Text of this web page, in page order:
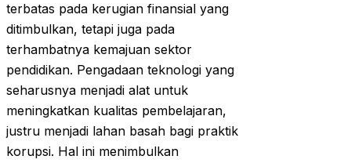
terbatas pada kerugian finansial yang
ditimbulkan, tetapi juga pada
terhambatnya kemajuan sektor
pendidikan. Pengadaan teknologi yang
seharusnya menjadi alat untuk
meningkatkan kualitas pembelajaran,
justru menjadi lahan basah bagi praktik
korupsi. Hal ini menimbulkan